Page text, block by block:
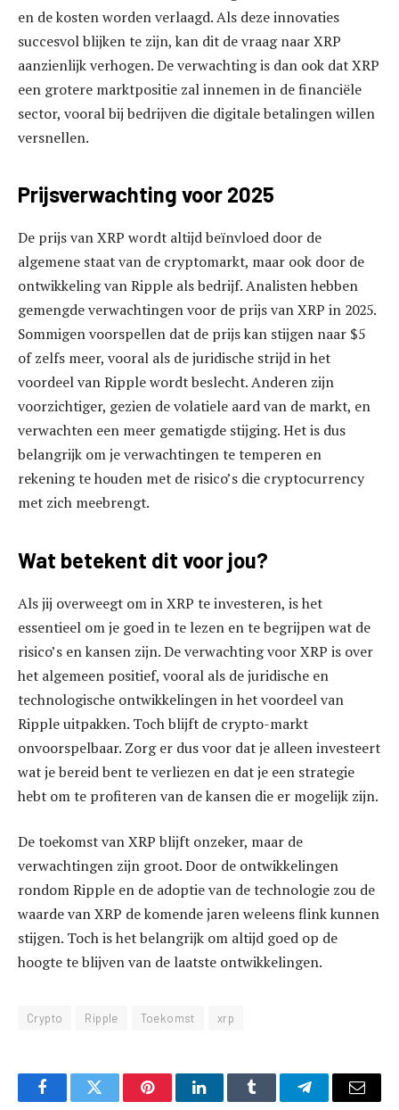
en de kosten worden verlaagd. Als deze innovaties
succesvol blijken te zijn, kan dit de vraag naar XRP
aanzienlijk verhogen. De verwachting is dan ook dat XRP
een grotere marktpositie zal innemen in de financiële
sector, vooral bij bedrijven die digitale betalingen willen
versnellen.
Prijsverwachting voor 2025
De prijs van XRP wordt altijd beïnvloed door de
algemene staat van de cryptomarkt, maar ook door de
ontwikkeling van Ripple als bedrijf. Analisten hebben
gemengde verwachtingen voor de prijs van XRP in 2025.
Sommigen voorspellen dat de prijs kan stijgen naar $5
of zelfs meer, vooral als de juridische strijd in het
voordeel van Ripple wordt beslecht. Anderen zijn
voorzichtiger, gezien de volatiele aard van de markt, en
verwachten een meer gematigde stijging. Het is dus
belangrijk om je verwachtingen te temperen en
rekening te houden met de risico’s die cryptocurrency
met zich meebrengt.
Wat betekent dit voor jou?
Als jij overweegt om in XRP te investeren, is het
essentieel om je goed in te lezen en te begrijpen wat de
risico’s en kansen zijn. De verwachting voor XRP is over
het algemeen positief, vooral als de juridische en
technologische ontwikkelingen in het voordeel van
Ripple uitpakken. Toch blijft de crypto-markt
onvoorspelbaar. Zorg er dus voor dat je alleen investeert
wat je bereid bent te verliezen en dat je een strategie
hebt om te profiteren van de kansen die er mogelijk zijn.
De toekomst van XRP blijft onzeker, maar de
verwachtingen zijn groot. Door de ontwikkelingen
rondom Ripple en de adoptie van de technologie zou de
waarde van XRP de komende jaren weleens flink kunnen
stijgen. Toch is het belangrijk om altijd goed op de
hoogte te blijven van de laatste ontwikkelingen.
Crypto Ripple Toekomst xrp
FacebookTwitter PinterestLinkedInTumblr TelegramEmail